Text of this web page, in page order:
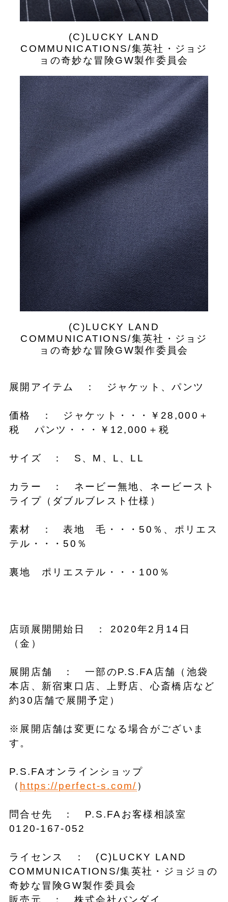
(C)LUCKY LAND
COMMUNICATIONS/集英社・ジョジ
ョの奇妙な冒険GW製作委員会
(C)LUCKY LAND
COMMUNICATIONS/集英社・ジョジ
ョの奇妙な冒険GW製作委員会
展開アイテム ： ジャケット、パンツ
価格 ： ジャケット・・・￥28,000＋
税 パンツ・・・￥12,000＋税
サイズ ： S、M、L、LL
カラー ： ネービー無地、ネービースト
ライプ（ダブルブレスト仕様）
素材 ： 表地 毛・・・50％、ポリエス
テル・・・50％
裏地 ポリエステル・・・100％
店頭展開開始日 ： 2020年2月14日
（金）
展開店舗 ： 一部のP.S.FA店舗（池袋
本店、新宿東口店、上野店、心斎橋店など
約30店舗で展開予定）
※展開店舗は変更になる場合がございま
す。
P.S.FAオンラインショップ
（ https://perfect-s.com/ ）
問合せ先 ： P.S.FAお客様相談室
0120-167-052
ライセンス ： (C)LUCKY LAND
COMMUNICATIONS/集英社・ジョジョの
奇妙な冒険GW製作委員会
販売元 ： 株式会社バンダイ